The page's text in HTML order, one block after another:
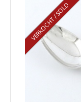
VERKOCHT / SOLD